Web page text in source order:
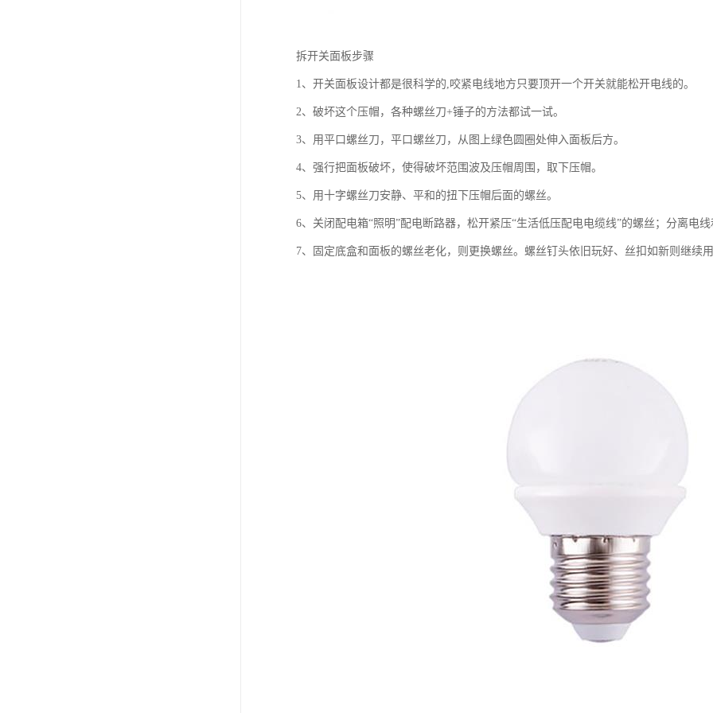
拆开关面板步骤
1、开关面板设计都是很科学的,咬紧电线地方只要顶开一个开关就能松开电线的。
2、破坏这个压帽，各种螺丝刀+锤子的方法都试一试。
3、用平口螺丝刀，平口螺丝刀，从图上绿色圆圈处伸入面板后方。
4、强行把面板破坏，使得破坏范围波及压帽周围，取下压帽。
5、用十字螺丝刀安静、平和的扭下压帽后面的螺丝。
6、关闭配电箱“照明”配电断路器，松开紧压“生活低压配电电缆线”的螺丝；分离电线
7、固定底盒和面板的螺丝老化，则更换螺丝。螺丝钉头依旧玩好、丝扣如新则继续用